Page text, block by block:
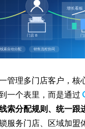
管理多门店客户，核
一个表里，而是通过
索分配规则、统一跟
服务门店、区域加盟